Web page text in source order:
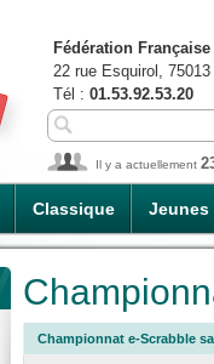
Classique Jeunes
Fédération
22 rue Esquirol,
Tél : 01.53.92.53.20
Il y a actuellement
Championnat e-Scrabble